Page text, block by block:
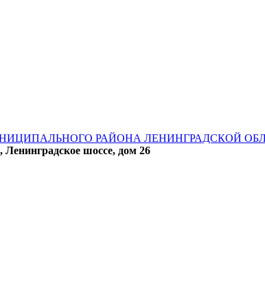
РАЙОНА ЛЕНИНГРАДСКОЙ
шоссе, дом 26